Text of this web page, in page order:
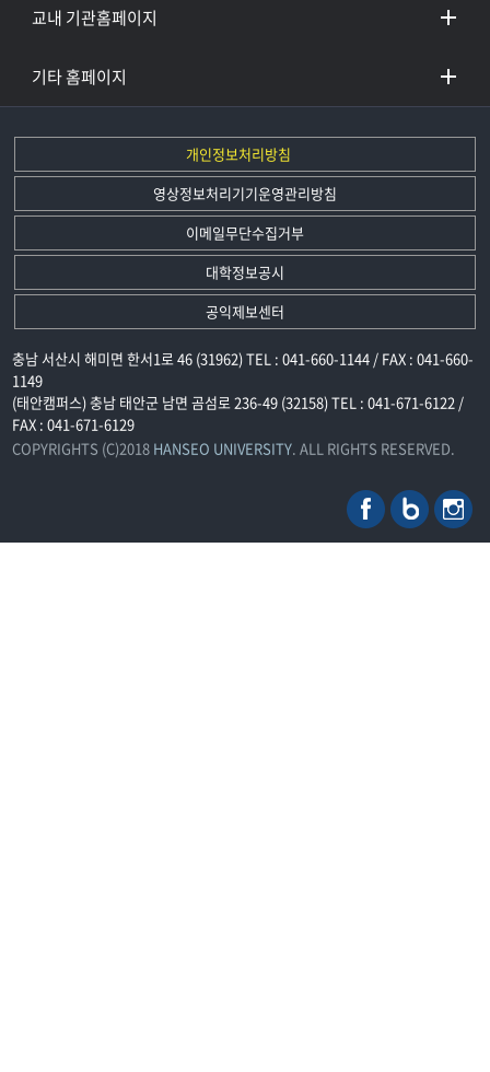
교내 기관홈페이지
기타 홈페이지
개인정보처리방침
영상정보처리기기운영관리방침
이메일무단수집거부
대학정보공시
공익제보센터
충남 서산시 해미면 한서1로 46 (31962) TEL : 041-660-1144 / FAX : 041-660-
1149
(태안캠퍼스) 충남 태안군 남면 곰섬로 236-49 (32158) TEL : 041-671-6122 /
FAX : 041-671-6129
COPYRIGHTS (C)2018 HANSEO UNIVERSITY. ALL RIGHTS RESERVED.